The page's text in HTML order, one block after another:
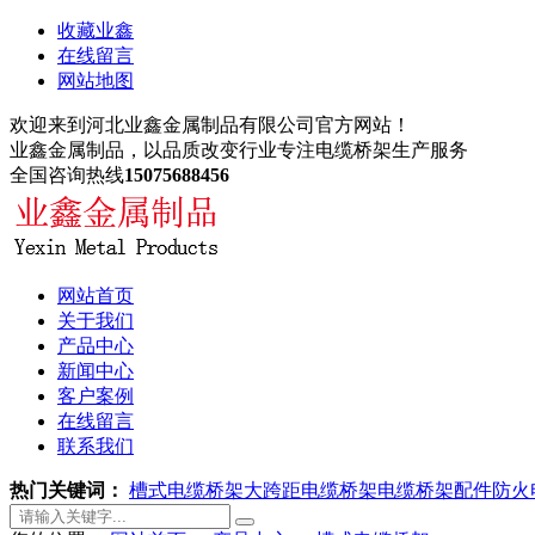
收藏业鑫
在线留言
网站地图
欢迎来到河北业鑫金属制品有限公司官方网站！
业鑫金属制品，以品质改变行业专注电缆桥架生产服务
全国咨询热线15075688456
网站首页
关于我们
产品中心
新闻中心
客户案例
在线留言
联系我们
热门关键词： 槽式电缆桥架大跨距电缆桥架电缆桥架配件防